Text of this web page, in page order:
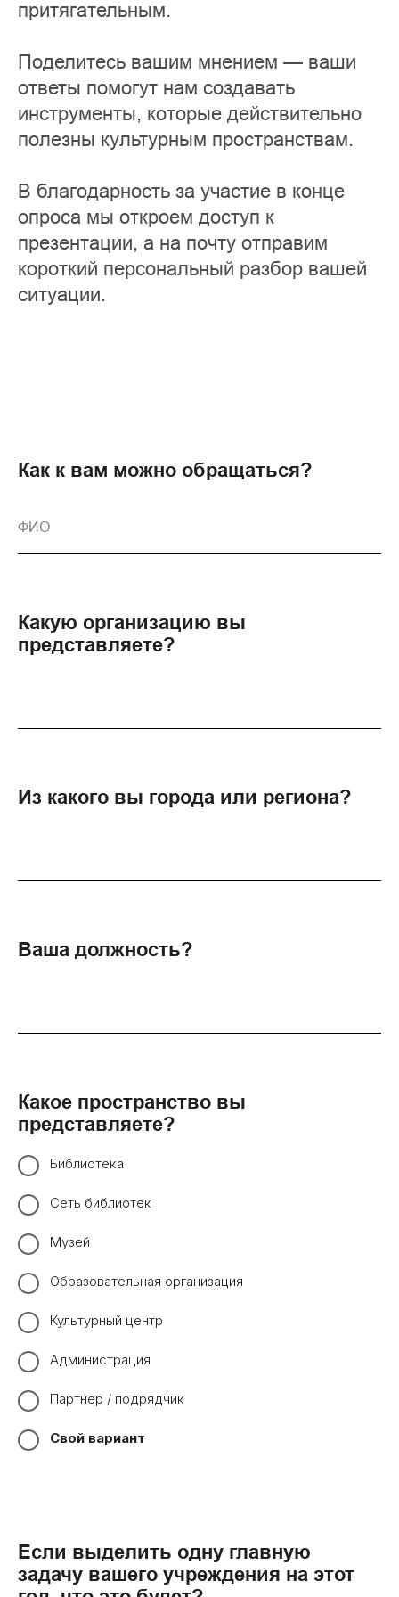
притягательным.
Поделитесь вашим мнением — ваши
ответы помогут нам создавать
инструменты, которые действительно
полезны культурным пространствам.
В благодарность за участие в конце
опроса мы откроем доступ к
презентации, а на почту отправим
короткий персональный разбор вашей
ситуации.
Как к вам можно обращаться?
Какую организацию вы
представляете?
Из какого вы города или региона?
Ваша должность?
Какое пространство вы
представляете?
Библиотека
Сеть библиотек
Музей
Образовательная организация
Культурный центр
Администрация
Партнер / подрядчик
Свой вариант
Если выделить одну главную
задачу вашего учреждения на этот